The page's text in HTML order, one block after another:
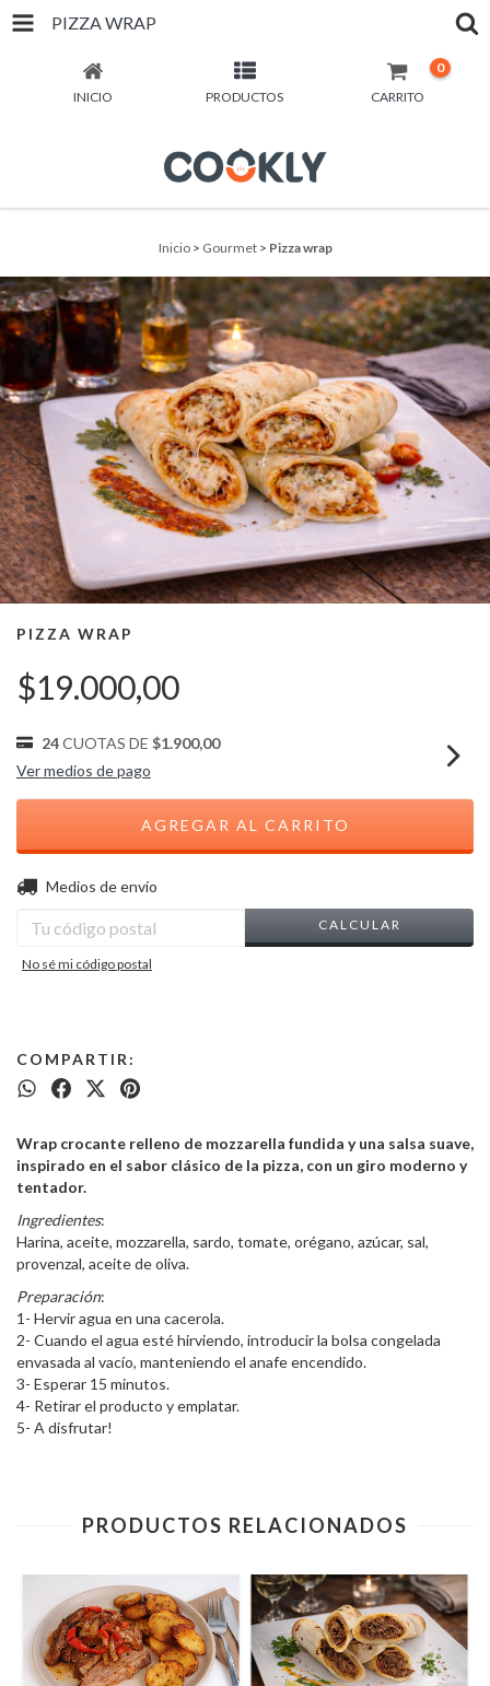
PIZZA WRAP
INICIO PRODUCTOS CARRITO
0
Inicio > Gourmet > Pizza wrap
PIZZA WRAP
$19.000,00
24CUOTAS DE $1.900,00
Ver medios de pago
Entregas para el CP:
Medios de envío
CALCULAR
No sé mi código postal
COMPARTIR:
Wrap crocante relleno de mozzarella fundida y una salsa suave,
inspirado en el sabor clásico de la pizza, con un giro moderno y
tentador.
Ingredientes:
Harina, aceite, mozzarella, sardo, tomate, orégano, azúcar, sal,
provenzal, aceite de oliva.
Preparación:
1- Hervir agua en una cacerola.
2- Cuando el agua esté hirviendo, introducir la bolsa congelada
envasada al vacío, manteniendo el anafe encendido.
3- Esperar 15 minutos.
4- Retirar el producto y emplatar.
5- A disfrutar!
PRODUCTOS RELACIONADOS